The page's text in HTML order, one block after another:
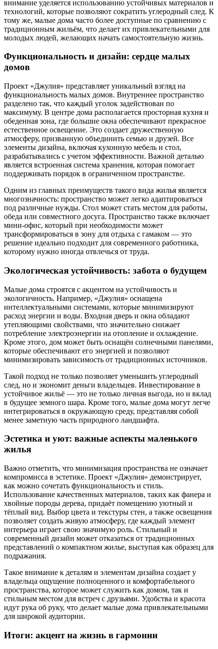
внимание уделяется использованию устойчивых материалов и
технологий, которые позволяют сократить углеродный след. К
тому же, малые дома часто более доступные по сравнению с
традиционным жильём, что делает их привлекательными для
молодых людей, желающих начать самостоятельную жизнь.
Функциональность и дизайн: сердце малых
домов
Проект «Джулия» представляет уникальный взгляд на
функциональность малых домов. Внутреннее пространство
разделено так, что каждый уголок задействован по
максимуму. В центре дома располагается просторная кухня и
обеденная зона, где большие окна обеспечивают прекрасное
естественное освещение. Это создает дружественную
атмосферу, призванную объединить семью и друзей. Все
элементы дизайна, включая кухонную мебель и стол,
разрабатывались с учетом эффективности. Важной деталью
является встроенная система хранения, которая помогает
поддерживать порядок в ограниченном пространстве.
Одним из главных преимуществ такого вида жилья является
многозначность: пространство может легко адаптироваться
под различные нужды. Стол может стать местом для работы,
обеда или совместного досуга. Пространство также включает
мини-офис, который при необходимости может
трансформироваться в зону для отдыха с гамаком — это
решение идеально подходит для современного работника,
которому нужно иногда отвлечься от труда.
Экологическая устойчивость: забота о будущем
Малые дома строятся с акцентом на устойчивость и
экологичность. Например, «Джулия» оснащена
интеллектуальными системами, которые минимизируют
расход энергии и воды. Входная дверь и окна обладают
утепляющими свойствами, что значительно снижает
потребление электроэнергии на отопление и охлаждение.
Кроме этого, дом может быть оснащён солнечными панелями,
которые обеспечивают его энергией и позволяют
минимизировать зависимость от традиционных источников.
Такой подход не только позволяет уменьшить углеродный
след, но и экономит деньги владельцев. Инвестирование в
устойчивое жильё — это не только личная выгода, но и вклад
в будущее земного шара. Кроме того, малые дома могут легче
интегрироваться в окружающую среду, представляя собой
менее заметную часть природного ландшафта.
Эстетика и уют: важные аспекты маленького
жилья
Важно отметить, что минимизация пространства не означает
компромисса в эстетике. Проект «Джулия» демонстрирует,
как можно сочетать функциональность и стиль.
Использование качественных материалов, таких как фанера и
хвойные породы дерева, придаёт помещению уютный и
тёплый вид. Выбор цвета и текстуры стен, а также освещения
позволяет создать живую атмосферу, где каждый элемент
интерьера играет свою значимую роль. Стильный и
современный дизайн может отказаться от традиционных
представлений о компактном жилье, выступая как образец для
подражания.
Такое внимание к деталям и элементам дизайна создает у
владельца ощущение полноценного и комфортабельного
пространства, которое может служить как домом, так и
стильным местом для встреч с друзьями. Удобства и красота
идут рука об руку, что делает малые дома привлекательными
для широкой аудитории.
Итоги: акцент на жизнь в гармонии